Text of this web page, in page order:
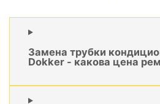
Замена трубки
Dokker - какова цена